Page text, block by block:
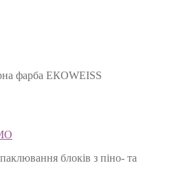
фарба ЕКОWEISS
блоків з піно- та